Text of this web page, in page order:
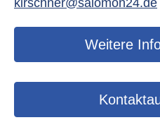
Weitere